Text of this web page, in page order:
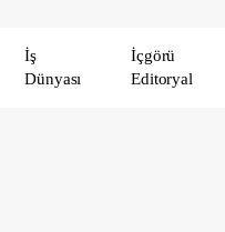
İş
Dünyası
İçgörü
Editoryal